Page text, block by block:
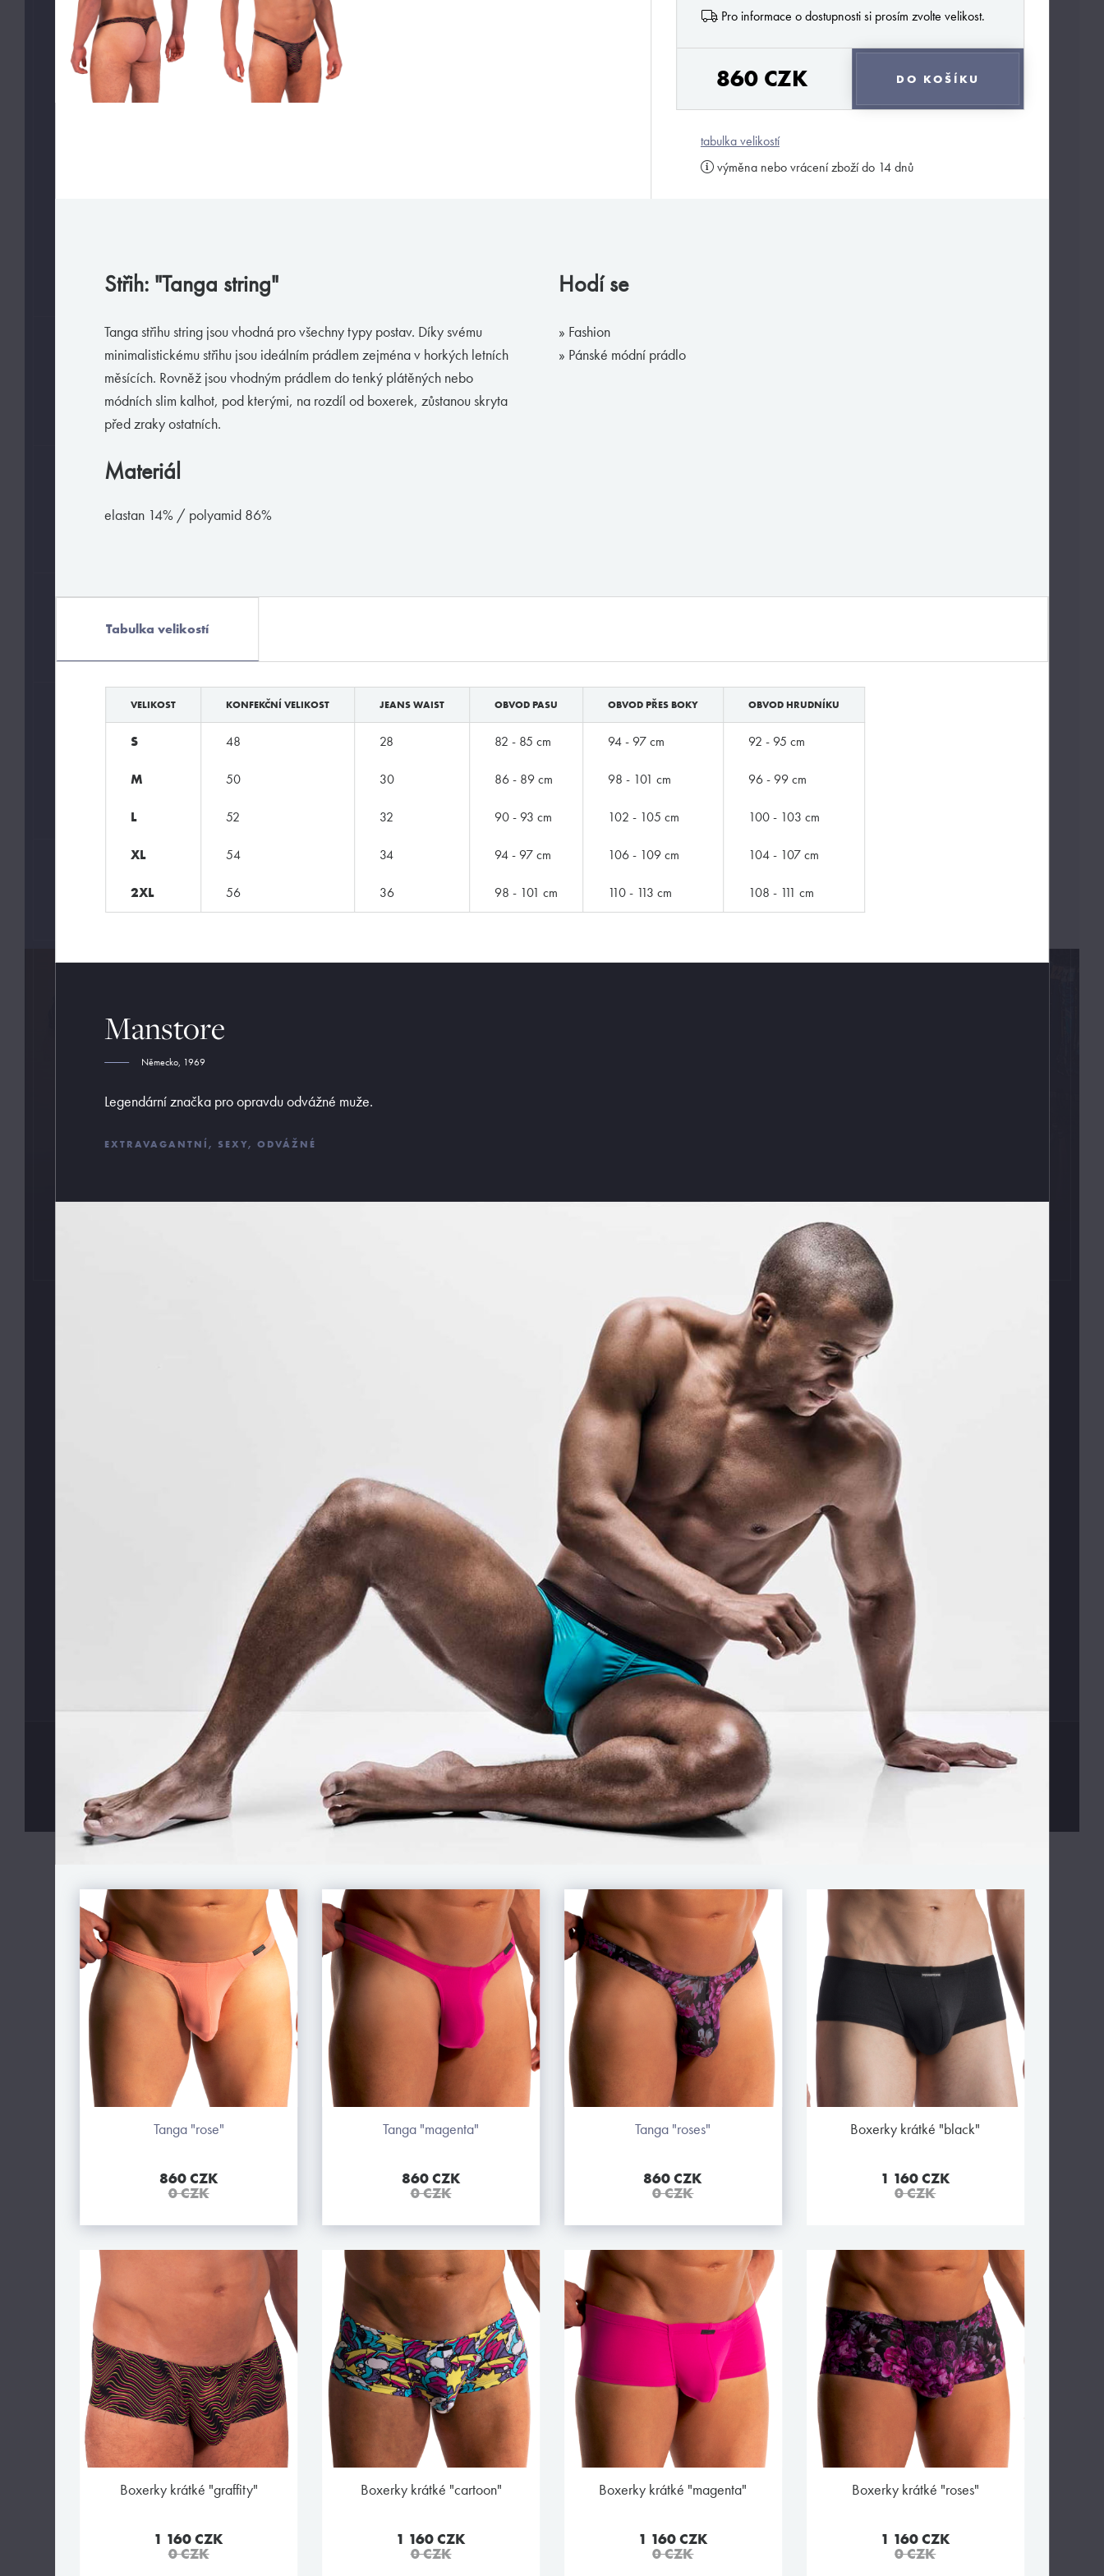
Pro informace o dostupnosti si prosím zvolte velikost.
860 CZK DO KOŠÍKU
tabulka velikostí
výměna nebo vrácení zboží do 14 dnů
Střih: "Tanga string"
Tanga střihu string jsou vhodná pro všechny typy postav. Díky svému
minimalistickému střihu jsou ideálním prádlem zejména v horkých letních
měsících. Rovněž jsou vhodným prádlem do tenký plátěných nebo
módních slim kalhot, pod kterými, na rozdíl od boxerek, zůstanou skryta
před zraky ostatních.
Materiál
elastan 14% / polyamid 86%
Hodí se
» Fashion
» Pánské módní prádlo
Tabulka velikostí
VELIKOST KONFEKČNÍ VELIKOST JEANS WAIST OBVOD PASU OBVOD PŘES BOKY OBVOD HRUDNÍKU
S 48 28 82 - 85 cm 94 - 97 cm 92 - 95 cm
M 50 30 86 - 89 cm 98 - 101 cm 96 - 99 cm
L 52 32 90 - 93 cm 102 - 105 cm 100 - 103 cm
XL 54 34 94 - 97 cm 106 - 109 cm 104 - 107 cm
2XL 56 36 98 - 101 cm 110 - 113 cm 108 - 111 cm
Manstore
Německo, 1969
Legendární značka pro opravdu odvážné muže.
EXTRAVAGANTNÍ, SEXY, ODVÁŽNÉ
tanga "rose"
860 CZK
0 CZK
tanga "magenta"
860 CZK
0 CZK
tanga "roses"
860 CZK
0 CZK
boxerky krátké "black"
1 160 CZK
0 CZK
boxerky krátké "graffity"
1 160 CZK
0 CZK
boxerky krátké "cartoon"
1 160 CZK
0 CZK
boxerky krátké "magenta"
1 160 CZK
0 CZK
boxerky krátké "roses"
1 160 CZK
0 CZK
Slipy
Tanga, jocky
Legíny a body
Trika, tilka
Jen předobjednávky
VELIKOSTI
S
XL
BARVY
elastan polyamid
Pánské módní prádlo
odebírat novinky
Manstore
Tommy Hilfiger
Ralph Lauren
Ermenegildo Zegna
Calvin Klein
Boxerky
Slipy
Tanga, jocky
Legíny a body
Trika, tilka
Pyžama, volný čas
Plavky
Kontakty
(+420)
E:
butler@mybutler.cz
ADRESA
Opletalova 9
Praha 1, 110 00
E-SHOP
Obchodní podmínky
Platební podmínky
Vrácení zboží
2013 - 2026, Všechna práva vyhrazena. Kopírování či šíření obsahu bez předchozího souhlasu provozovatele zakázáno. Václav Kusák